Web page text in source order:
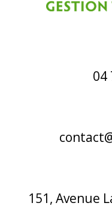
04
151, Avenue